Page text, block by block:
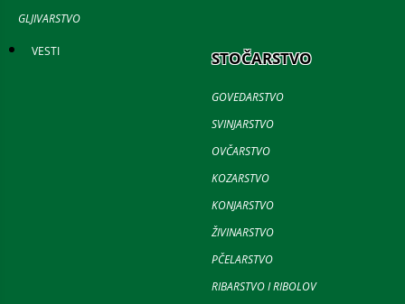
GLJIVARSTVO
VESTI STOČARSTVO
GOVEDARSTVO
SVINJARSTVO
OVČARSTVO
KOZARSTVO
KONJARSTVO
ŽIVINARSTVO
PČELARSTVO
RIBARSTVO I RIBOLOV